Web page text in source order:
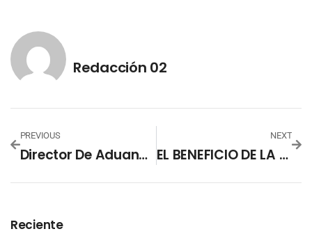
Redacción 02
PREVIOUS
Director De Aduanas Expone Los Avances Del SIDUNEAWORLD
NEXT
EL BENEFICIO DE LA SANITIZACIÓN EN TUS PRENDAS, SANICLEAN® DE DRY CLEANING MARTINIZING
Reciente